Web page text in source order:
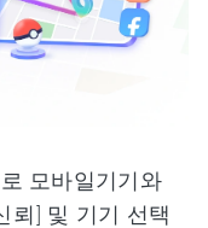
모바일기기와
뢰] 및 기기 선택